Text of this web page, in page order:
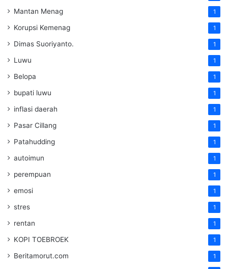
Mantan Menag 1
Korupsi Kemenag 1
Dimas Suoriyanto. 1
Luwu 1
Belopa 1
bupati luwu 1
inflasi daerah 1
Pasar Cillang 1
Patahudding 1
autoimun 1
perempuan 1
emosi 1
stres 1
rentan 1
KOPI TOEBROEK 1
Beritamorut.com 1